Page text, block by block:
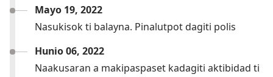
Mayo 19, 2022
Nasukisok ti balayna. Pinalutpot dagiti polis
Hunio 06, 2022
Naakusaran a makipaspaset kadagiti aktibidad ti